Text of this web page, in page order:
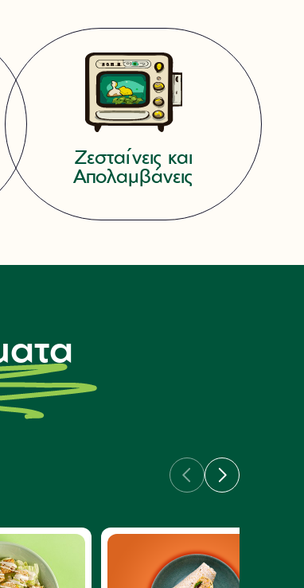
Ζεσταίνεις και
Απολαμβάνεις